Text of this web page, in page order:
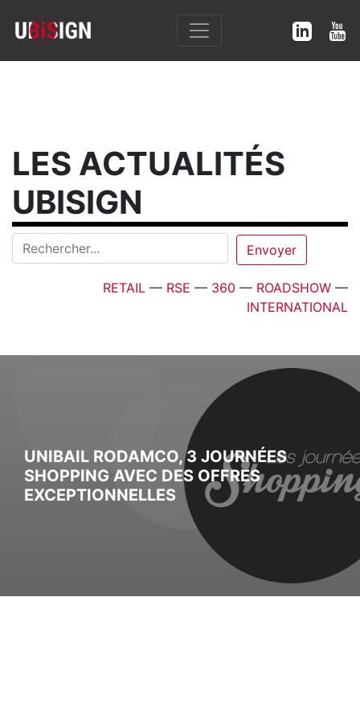
LES ACTUALITÉS
UBISIGN
RETAIL — RSE — 360 — ROADSHOW —
INTERNATIONAL
UNIBAIL RODAMCO, 3 JOURNÉES
SHOPPING AVEC DES OFFRES
EXCEPTIONNELLES